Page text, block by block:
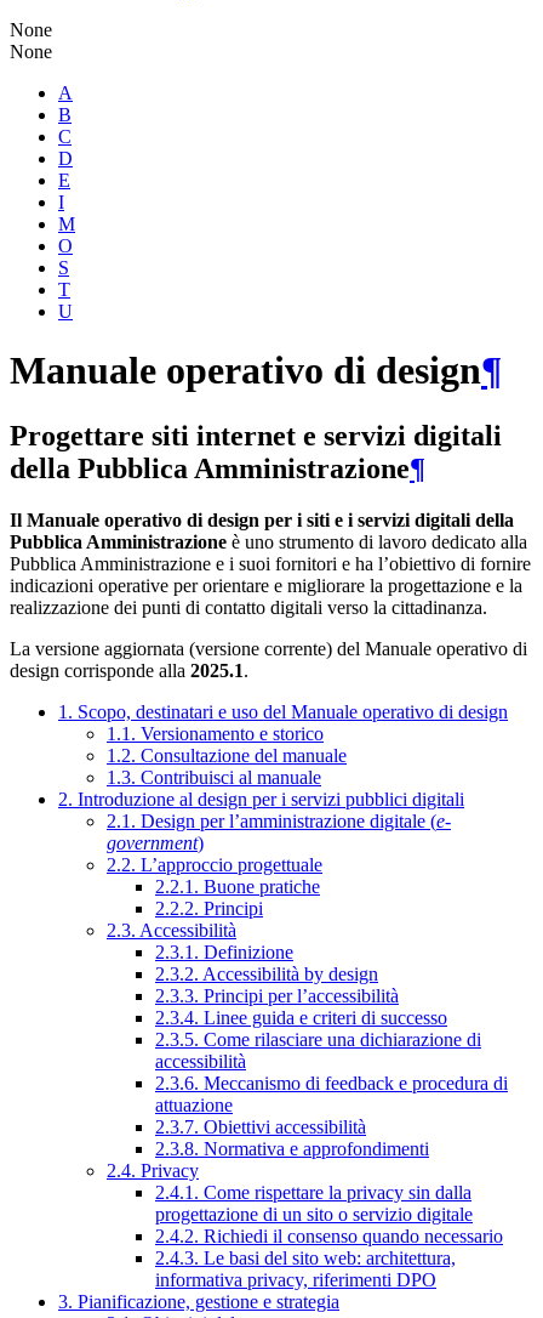
None
None
A
B
C
D
E
I
M
O
S
T
U
Manuale operativo di design¶
Progettare siti internet e servizi digitali
della Pubblica Amministrazione¶
Il Manuale operativo di design per i siti e i servizi digitali della
Pubblica Amministrazione è uno strumento di lavoro dedicato alla
Pubblica Amministrazione e i suoi fornitori e ha l’obiettivo di fornire
indicazioni operative per orientare e migliorare la progettazione e la
realizzazione dei punti di contatto digitali verso la cittadinanza.
La versione aggiornata (versione corrente) del Manuale operativo di
design corrisponde alla 2025.1.
1. Scopo, destinatari e uso del Manuale operativo di design
1.1. Versionamento e storico
1.2. Consultazione del manuale
1.3. Contribuisci al manuale
2. Introduzione al design per i servizi pubblici digitali
2.1. Design per l’amministrazione digitale (e-
government)
2.2. L’approccio progettuale
2.2.1. Buone pratiche
2.2.2. Principi
2.3. Accessibilità
2.3.1. Definizione
2.3.2. Accessibilità by design
2.3.3. Principi per l’accessibilità
2.3.4. Linee guida e criteri di successo
2.3.5. Come rilasciare una dichiarazione di
accessibilità
2.3.6. Meccanismo di feedback e procedura di
attuazione
2.3.7. Obiettivi accessibilità
2.3.8. Normativa e approfondimenti
2.4. Privacy
2.4.1. Come rispettare la privacy sin dalla
progettazione di un sito o servizio digitale
2.4.2. Richiedi il consenso quando necessario
2.4.3. Le basi del sito web: architettura,
informativa privacy, riferimenti DPO
3. Pianificazione, gestione e strategia